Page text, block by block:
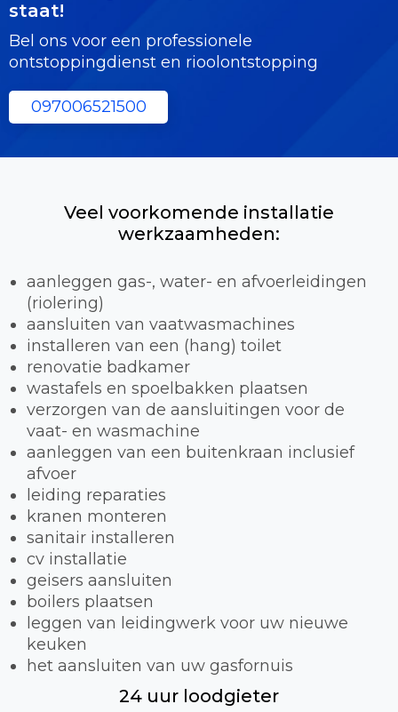
staat!
Bel ons voor een professionele
ontstoppingdienst en rioolontstopping
097006521500
Veel voorkomende installatie
werkzaamheden:
aanleggen gas-, water- en afvoerleidingen
(riolering)
aansluiten van vaatwasmachines
installeren van een (hang) toilet
renovatie badkamer
wastafels en spoelbakken plaatsen
verzorgen van de aansluitingen voor de
vaat- en wasmachine
aanleggen van een buitenkraan inclusief
afvoer
leiding reparaties
kranen monteren
sanitair installeren
cv installatie
geisers aansluiten
boilers plaatsen
leggen van leidingwerk voor uw nieuwe
keuken
het aansluiten van uw gasfornuis
24 uur loodgieter